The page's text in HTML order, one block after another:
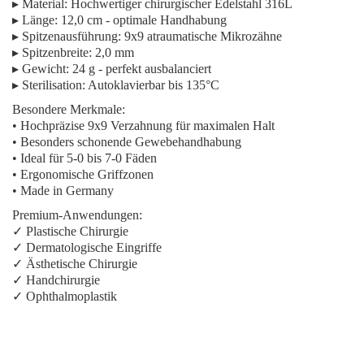
▸ Material: Hochwertiger chirurgischer Edelstahl 316L
▸ Länge: 12,0 cm - optimale Handhabung
▸ Spitzenausführung: 9x9 atraumatische Mikrozähne
▸ Spitzenbreite: 2,0 mm
▸ Gewicht: 24 g - perfekt ausbalanciert
▸ Sterilisation: Autoklavierbar bis 135°C
Besondere Merkmale:
• Hochpräzise 9x9 Verzahnung für maximalen Halt
• Besonders schonende Gewebehandhabung
• Ideal für 5-0 bis 7-0 Fäden
• Ergonomische Griffzonen
• Made in Germany
Premium-Anwendungen:
✓ Plastische Chirurgie
✓ Dermatologische Eingriffe
✓ Ästhetische Chirurgie
✓ Handchirurgie
✓ Ophthalmoplastik